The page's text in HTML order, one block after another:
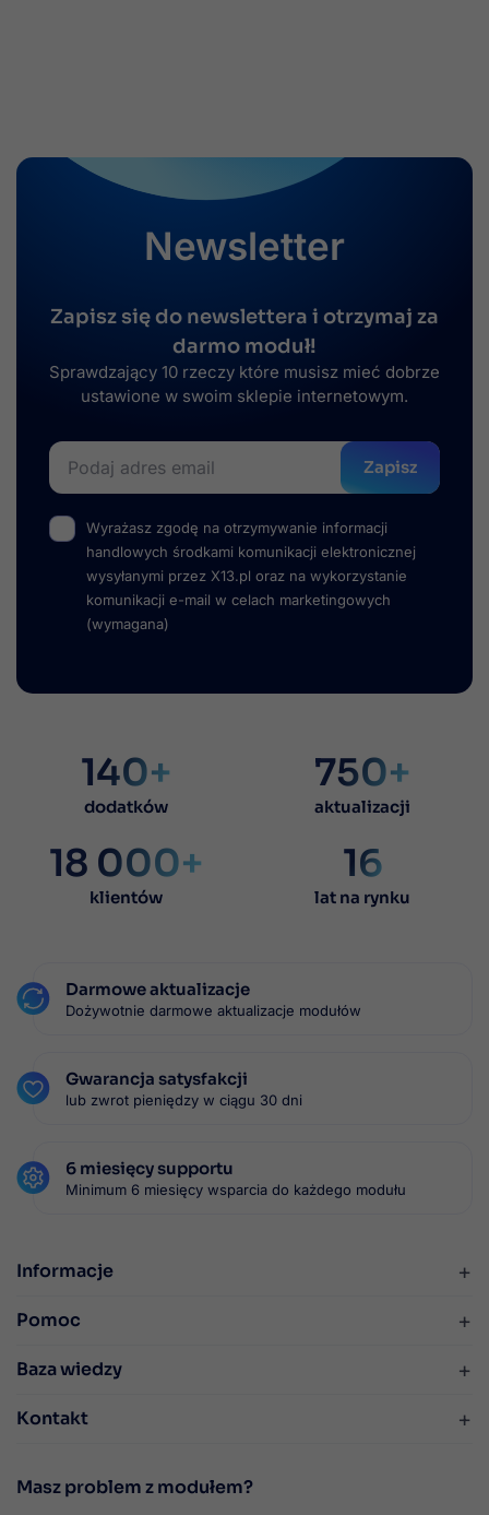
Newsletter
Zapisz się do newslettera i otrzymaj za
darmo moduł!
Sprawdzający 10 rzeczy które musisz mieć dobrze
ustawione w swoim sklepie internetowym.
Zapisz
Wyrażasz zgodę na otrzymywanie informacji
handlowych środkami komunikacji elektronicznej
wysyłanymi przez X13.pl oraz na wykorzystanie
komunikacji e-mail w celach marketingowych
(wymagana)
140+
dodatków
750+
aktualizacji
18 000+
klientów
16
lat na rynku
Darmowe aktualizacje
Dożywotnie darmowe aktualizacje modułów
Gwarancja satysfakcji
lub zwrot pieniędzy w ciągu 30 dni
6 miesięcy supportu
Minimum 6 miesięcy wsparcia do każdego modułu
Informacje +
Pomoc +
Baza wiedzy +
Kontakt +
Masz problem z modułem?